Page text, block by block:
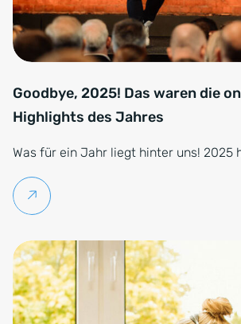
Goodbye, 2025! Das waren die
Highlights des Jahres
Was für ein Jahr liegt hinter uns! 2025
Weiterlesen